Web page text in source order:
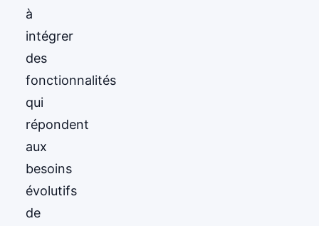
à
intégrer
des
fonctionnalités
qui
répondent
aux
besoins
évolutifs
de